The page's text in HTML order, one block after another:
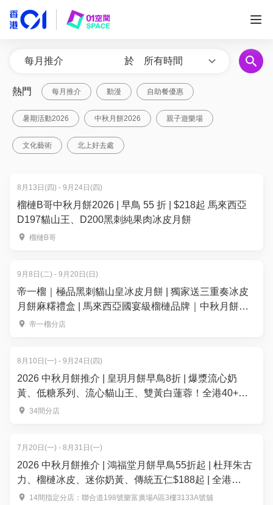
於 所有時間
熱門 每月推介 動漫 自助餐優惠
暑期活動2026 中秋月餅2026 親子遊樂場
文化藝術 北上好去處
8月13日(四) - 9月24日(四)
榴槤B哥中秋月餅2026 | 早鳥 55 折 | $218起 馬來西亞
D197貓山王、D200黑刺純果肉冰皮月餅
榴槤B哥
9月8日(二) - 9月20日(日)
帝一榴｜極品黑刺貓山皇冰皮月餅 | 獨家送三重奏冰皮
月餅麻糬禮盒 | 馬來西亞國宴級榴槤品牌｜中秋月餅
2026帝一榴分店
8月10日(一) - 9月24日(四)
2026 中秋月餅推介 | 皇玥月餅早鳥8折 | 爆漿流心奶
黃、低糖系列、流心貓山王、雙黃白蓮蓉！全港40+換
領點34間分店
7月20日(一) - 8月31日(一)
2026 中秋月餅推介 | 鴻福堂月餅早鳥55折起 | 杜拜朱古
力、榴槤冰皮、迷你奶黃、傳統五仁$188起 | 全港
14+分店換領
14間指定分店：聯合道198號樂富廣場A區3樓3133A號舖